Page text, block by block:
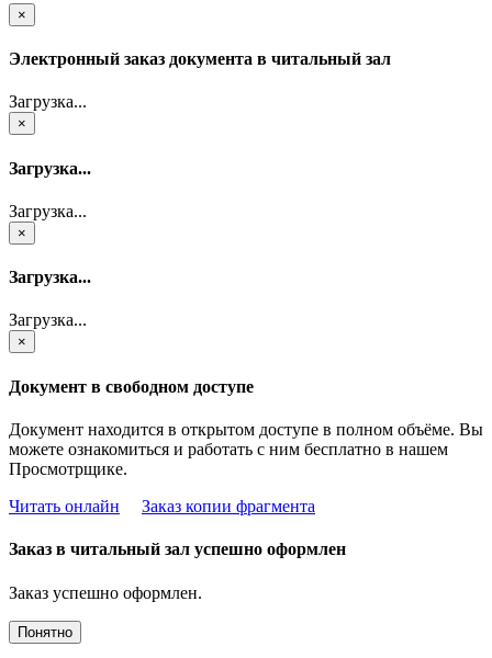
×
Электронный заказ документа в читальный зал
Загрузка...
×
Загрузка...
Загрузка...
×
Загрузка...
Загрузка...
×
Документ в свободном доступе
Документ находится в открытом доступе в полном объёме. Вы
можете ознакомиться и работать с ним бесплатно в нашем
Просмотрщике.
Читать онлайн
Заказ копии фрагмента
Заказ в читальный зал успешно оформлен
Заказ успешно оформлен.
Понятно